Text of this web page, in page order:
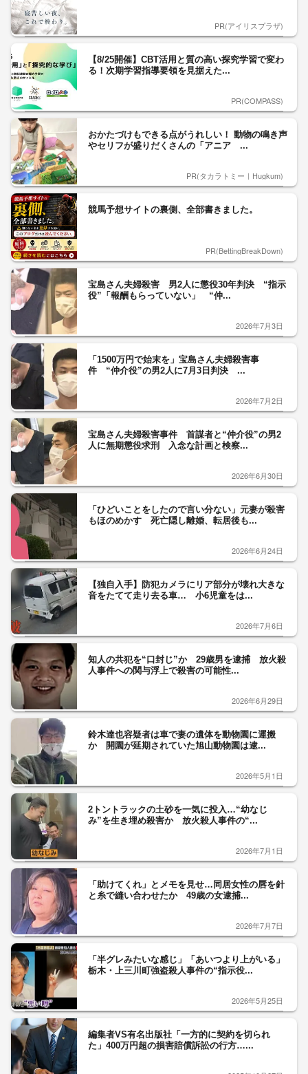
PR(アイリスプラザ)
【8/25開催】CBT活用と質の高い探究学習で変わ
る！次期学習指導要領を見据えた...
PR(COMPASS)
おかたづけもできる点がうれしい！ 動物の鳴き声
やセリフが盛りだくさんの「アニア ...
PR(タカラトミー｜Hugkum)
競馬予想サイトの裏側、全部書きました。
PR(BettingBreakDown)
宝島さん夫婦殺害 男2人に懲役30年判決 “指示
役”「報酬もらっていない」 “仲...
2026年7月3日
「1500万円で始末を」宝島さん夫婦殺害事
件 “仲介役”の男2人に7月3日判決 ...
2026年7月2日
宝島さん夫婦殺害事件 首謀者と“仲介役”の男2
人に無期懲役求刑 入念な計画と検察...
2026年6月30日
「ひどいことをしたので言い分ない」元妻が殺害
もほのめかす 死亡隠し離婚、転居後も...
2026年6月24日
【独自入手】防犯カメラにリア部分が壊れ大きな
音をたてて走り去る車… 小6児童をは...
2026年7月6日
知人の共犯を“口封じ”か 29歳男を逮捕 放火殺
人事件への関与浮上で殺害の可能性...
2026年6月29日
鈴木達也容疑者は車で妻の遺体を動物園に運搬
か 開園が延期されていた旭山動物園は逮...
2026年5月1日
2トントラックの土砂を一気に投入…“幼なじ
み”を生き埋め殺害か 放火殺人事件の“...
2026年7月1日
「助けてくれ」とメモを見せ…同居女性の唇を針
と糸で縫い合わせたか 49歳の女逮捕...
2026年7月7日
「半グレみたいな感じ」「あいつより上がいる」
栃木・上三川町強盗殺人事件の“指示役...
2026年5月25日
編集者VS有名出版社「一方的に契約を切られ
た」400万円超の損害賠償訴訟の行方…...